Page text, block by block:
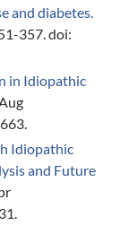
and diabetes.
357. doi:
in Idiopathic
Idiopathic
and Future